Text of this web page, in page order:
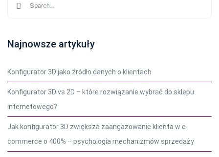
Najnowsze artykuły
Konfigurator 3D jako źródło danych o klientach
Konfigurator 3D vs 2D – które rozwiązanie wybrać do sklepu
internetowego?
Jak konfigurator 3D zwiększa zaangażowanie klienta w e-
commerce o 400% – psychologia mechanizmów sprzedaży